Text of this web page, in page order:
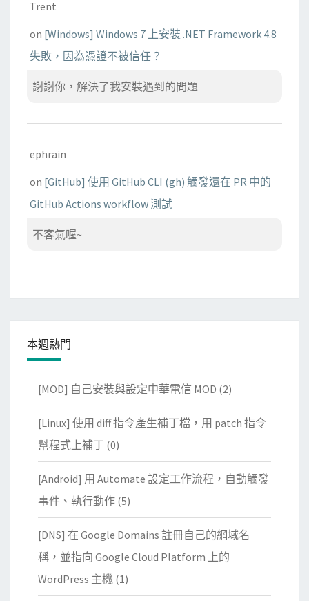
Trent
on [Windows] Windows 7 上安裝 .NET Framework 4.8
失敗，因為憑證不被信任？
謝謝你，解決了我安裝遇到的問題
ephrain
on [GitHub] 使用 GitHub CLI (gh) 觸發還在 PR 中的
GitHub Actions workflow 測試
不客氣喔~
本週熱門
[MOD] 自己安裝與設定中華電信 MOD (2)
[Linux] 使用 diff 指令產生補丁檔，用 patch 指令
幫程式上補丁 (0)
[Android] 用 Automate 設定工作流程，自動觸發
事件、執行動作 (5)
[DNS] 在 Google Domains 註冊自己的網域名
稱，並指向 Google Cloud Platform 上的
WordPress 主機 (1)